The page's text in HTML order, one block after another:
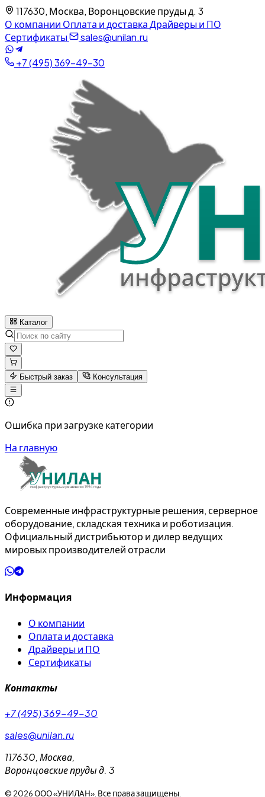
117630, Москва, Воронцовские пруды д. 3
О компании Оплата и доставкаДрайверы и ПО
Сертификаты
sales@unilan.ru
+7 (495) 369-49-30
Каталог
Быстрый заказ Консультация
Ошибка при загрузке категории
На главную
Современные инфраструктурные решения, серверное
оборудование, складская техника и роботизация.
Официальный дистрибьютор и дилер ведущих
мировых производителей отрасли
Информация
О компании
Оплата и доставка
Драйверы и ПО
Сертификаты
Контакты
+7 (495) 369-49-30
sales@unilan.ru
117630, Москва,
Воронцовские пруды д. 3
© 2026ООО «УНИЛАН». Все права защищены.